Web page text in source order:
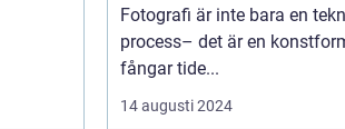
Fotografi är inte bara en
process– det är en
fångar tide...
14 augusti 2024